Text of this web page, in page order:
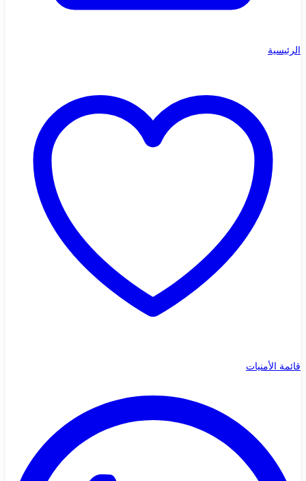
الرئيسية
قائمة الأمنيات